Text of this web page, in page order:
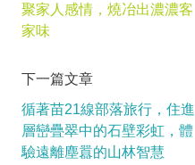
聚家人感情，燒冶出濃濃客
家味
下一篇文章
循著苗21線部落旅行，住進
層巒疊翠中的石壁彩虹，體
驗遠離塵囂的山林智慧